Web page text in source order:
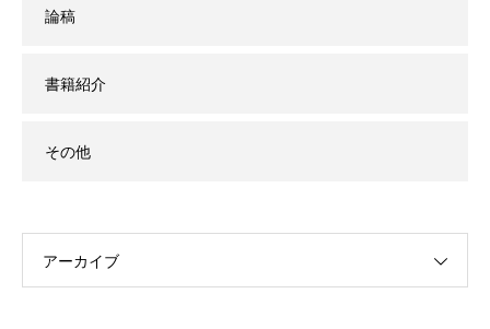
論稿
書籍紹介
その他
アーカイブ